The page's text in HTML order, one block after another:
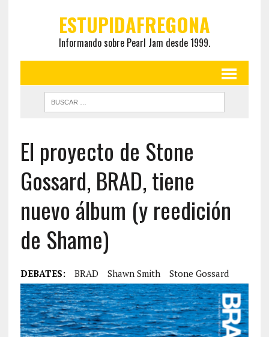
ESTUPIDAFREGONA
Informando sobre Pearl Jam desde 1999.
El proyecto de Stone
Gossard, BRAD, tiene
nuevo álbum (y reedición
de Shame)
DEBATES: BRAD Shawn Smith Stone Gossard